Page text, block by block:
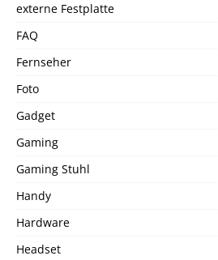
externe Festplatte
FAQ
Fernseher
Foto
Gadget
Gaming
Gaming Stuhl
Handy
Hardware
Headset